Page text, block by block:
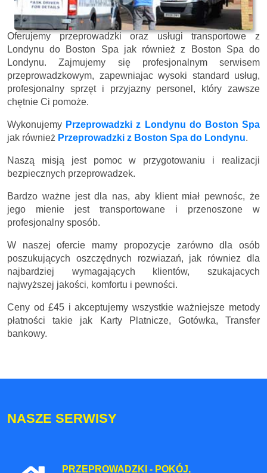
Oferujemy przeprowadzki oraz usługi transportowe z
Londynu do Boston Spa jak również z Boston Spa do
Londynu. Zajmujemy się profesjonalnym serwisem
przeprowadzkowym, zapewniajac wysoki standard usług,
profesjonalny sprzęt i przyjazny personel, który zawsze
chętnie Ci pomoże.
Wykonujemy Przeprowadzki z Londynu do Boston Spa
jak również Przeprowadzki z Boston Spa do Londynu.
Naszą misją jest pomoc w przygotowaniu i realizacji
bezpiecznych przeprowadzek.
Bardzo ważne jest dla nas, aby klient miał pewnośc, że
jego mienie jest transportowane i przenoszone w
profesjonalny sposób.
W naszej ofercie mamy propozycje zarówno dla osób
poszukujących oszczędnych rozwiazań, jak równiez dla
najbardziej wymagających klientów, szukajacych
najwyższej jakości, komfortu i pewności.
Ceny od £45 i akceptujemy wszystkie ważniejsze metody
płatności takie jak Karty Platnicze, Gotówka, Transfer
bankowy.
NASZE SERWISY
PRZEPROWADZKI - POKÓJ,